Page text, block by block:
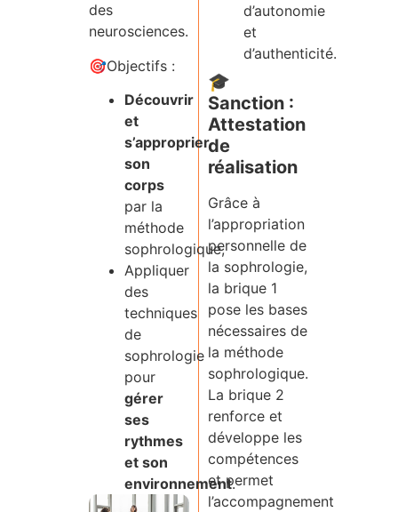
des
neurosciences.
🎯Objectifs :
Découvrir
et
s’approprier
son
corps
par la
méthode
sophrologique,
Appliquer
des
techniques
de
sophrologie
pour
gérer
ses
rythmes
et son
environnement.
d’autonomie
et
d’authenticité.
🎓
Sanction :
Attestation
de
réalisation
Grâce à
l’appropriation
personnelle de
la sophrologie,
la brique 1
pose les bases
nécessaires de
la méthode
sophrologique.
La brique 2
renforce et
développe les
compétences
et permet
l’accompagnement